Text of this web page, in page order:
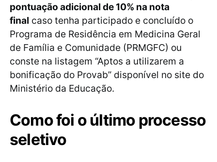
pontuação adicional de 10% na nota
final caso tenha participado e concluído o
Programa de Residência em Medicina Geral
de Família e Comunidade (PRMGFC) ou
conste na listagem “Aptos a utilizarem a
bonificação do Provab” disponível no site do
Ministério da Educação.
Como foi o último processo
seletivo